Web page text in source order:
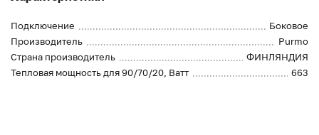
Подключение
Боковое
Производитель
Purmo
Страна производитель
ФИНЛЯНДИЯ
Тепловая мощность для 90/70/20, Ватт
663